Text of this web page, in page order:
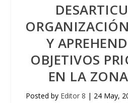
Y
OBJETIVOS
EN LA
Posted by Editor 8 | 24 May,